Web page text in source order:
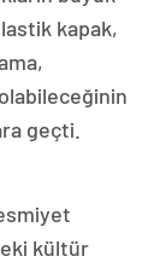
kapak,
geçti.
kültür